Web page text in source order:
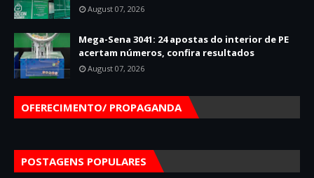
August 07, 2026
Mega-Sena 3041: 24 apostas do interior de PE
acertam números, confira resultados
August 07, 2026
OFERECIMENTO/ PROPAGANDA
POSTAGENS POPULARES